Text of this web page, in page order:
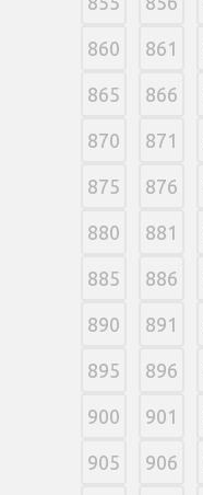
860 861
865 866
870 871
875 876
880 881
885 886
890 891
895 896
900 901
905 906